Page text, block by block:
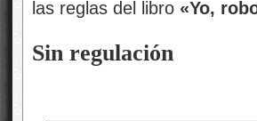
las reglas del libro «Yo,
Sin regulación